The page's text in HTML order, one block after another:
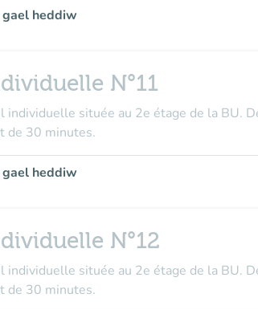
heddiw
N°11
individuelle située au 2e étage de la BU.
de 30 minutes.
heddiw
N°12
individuelle située au 2e étage de la BU.
de 30 minutes.